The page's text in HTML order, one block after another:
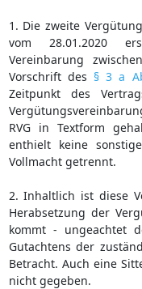
1. Die zweite
vom 28.01.2020
Vereinbarung
Vorschrift des § 3 a
Zeitpunkt des
RVG in Textform
enthielt keine
Vollmacht getrennt.
2. Inhaltlich ist diese
Herabsetzung der
kommt - ungeachtet
Gutachtens der
Betracht. Auch eine
nicht gegeben.